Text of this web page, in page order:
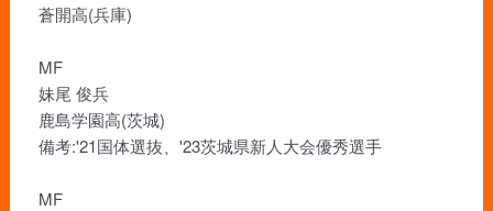
蒼開高(兵庫)
MF
妹尾 俊兵
鹿島学園高(茨城)
備考:'21国体選抜、'23茨城県新人大会優秀選手
MF